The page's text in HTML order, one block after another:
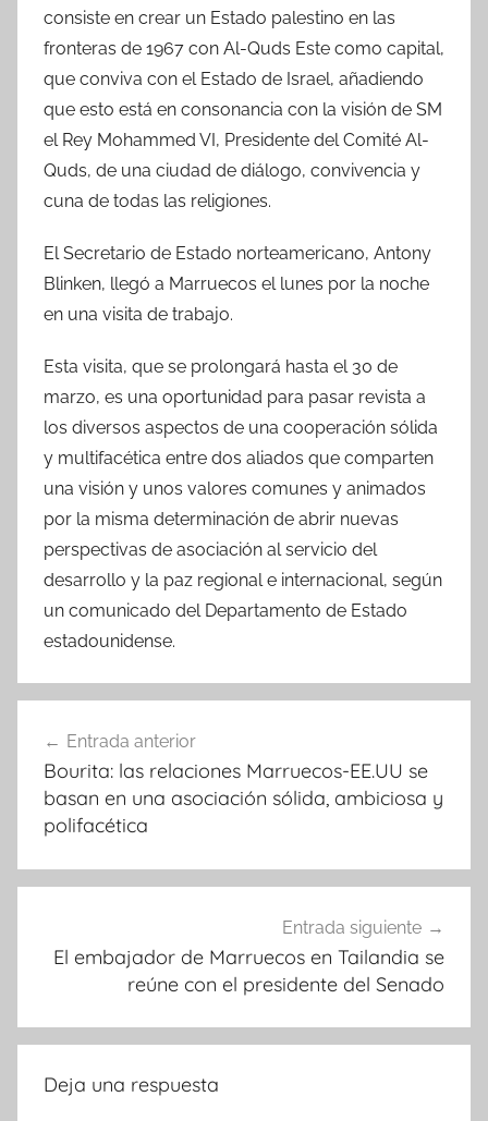
consiste en crear un Estado palestino en las
fronteras de 1967 con Al-Quds Este como capital,
que conviva con el Estado de Israel, añadiendo
que esto está en consonancia con la visión de SM
el Rey Mohammed VI, Presidente del Comité Al-
Quds, de una ciudad de diálogo, convivencia y
cuna de todas las religiones.
El Secretario de Estado norteamericano, Antony
Blinken, llegó a Marruecos el lunes por la noche
en una visita de trabajo.
Esta visita, que se prolongará hasta el 30 de
marzo, es una oportunidad para pasar revista a
los diversos aspectos de una cooperación sólida
y multifacética entre dos aliados que comparten
una visión y unos valores comunes y animados
por la misma determinación de abrir nuevas
perspectivas de asociación al servicio del
desarrollo y la paz regional e internacional, según
un comunicado del Departamento de Estado
estadounidense.
de
entradas
Entrada anterior
Bourita: las relaciones Marruecos-EE.UU se
basan en una asociación sólida, ambiciosa y
polifacética
Entrada siguiente
El embajador de Marruecos en Tailandia se
reúne con el presidente del Senado
Deja una respuesta